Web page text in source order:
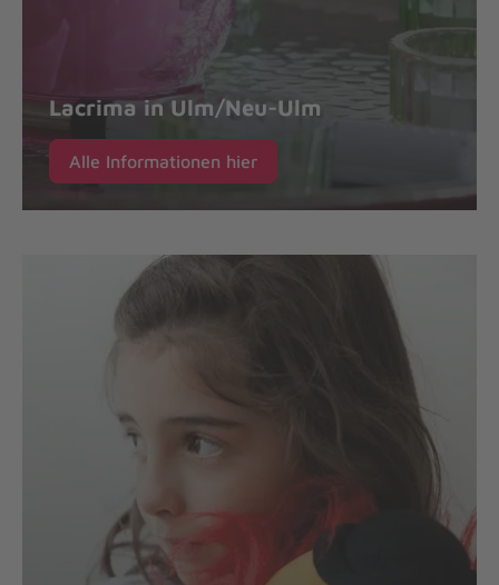
Lacrima in Ulm/Neu-Ulm
Alle Informationen hier